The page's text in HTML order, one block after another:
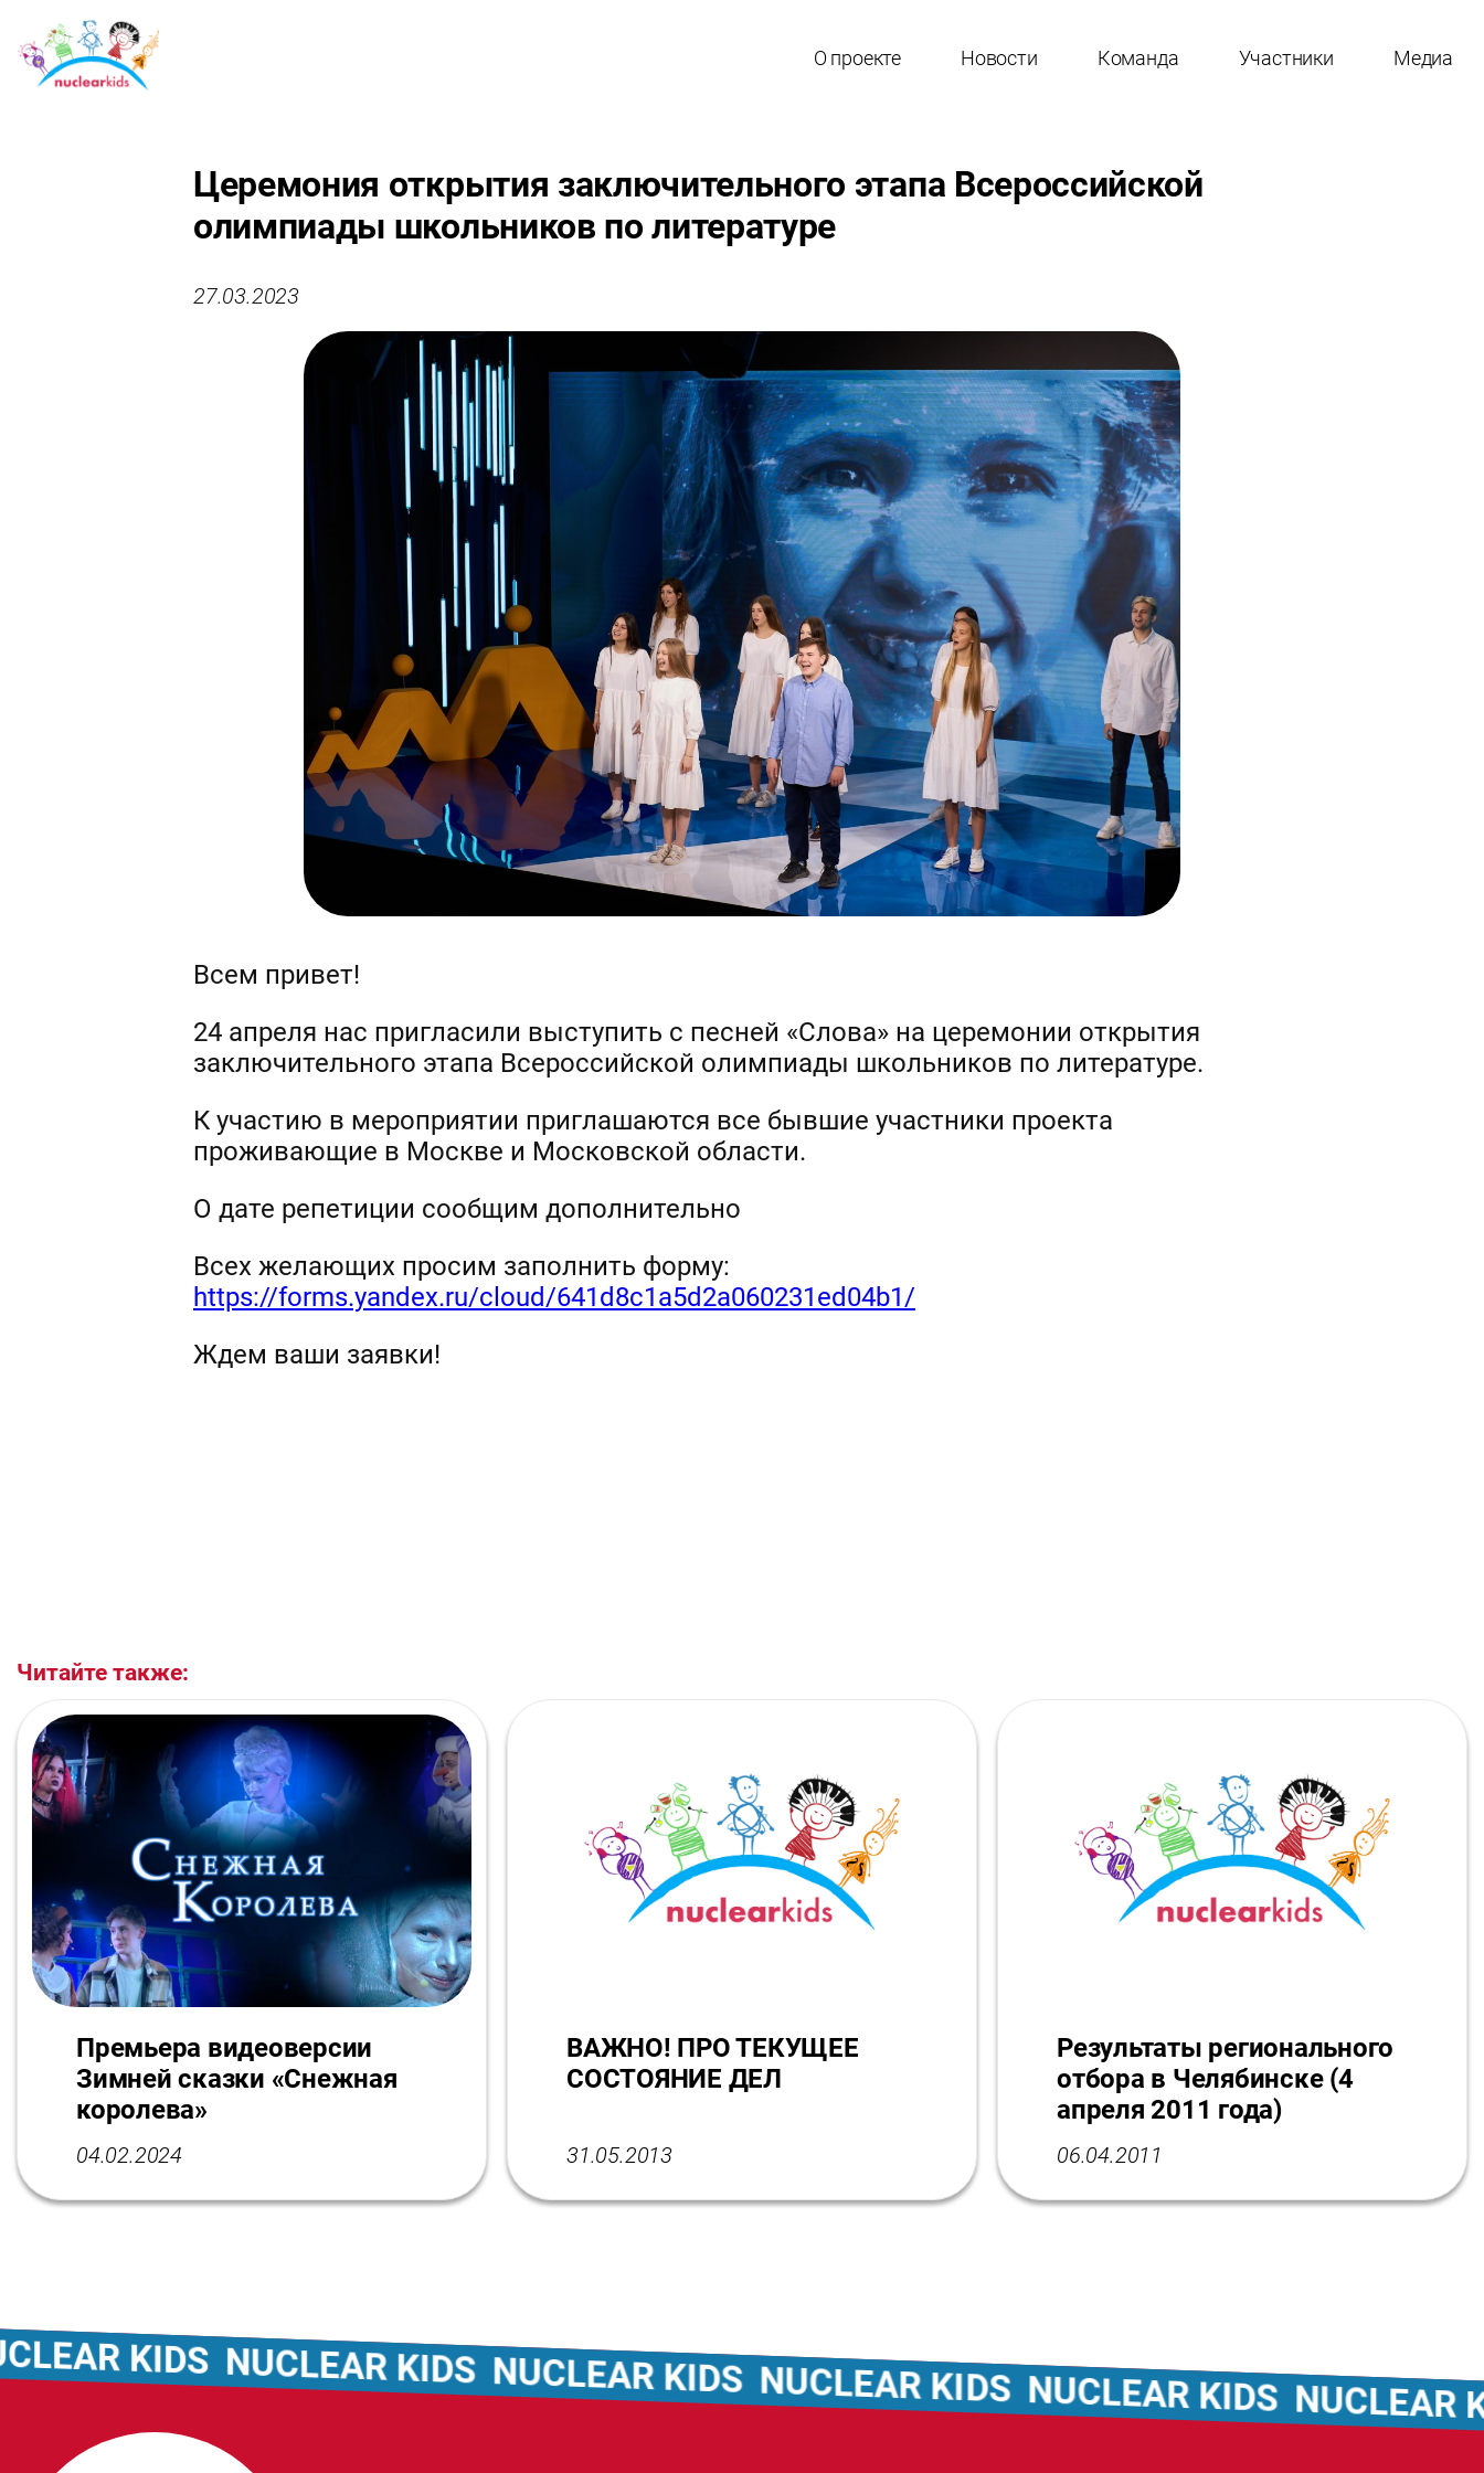
О проекте Новости Команда Участники Медиа
Церемония открытия заключительного этапа Всероссийской
олимпиады школьников по литературе
27.03.2023
Всем привет!
24 апреля нас пригласили выступить с песней «Слова» на церемонии открытия
заключительного этапа Всероссийской олимпиады школьников по литературе.
К участию в мероприятии приглашаются все бывшие участники проекта
проживающие в Москве и Московской области.
О дате репетиции сообщим дополнительно
Всех желающих просим заполнить форму:
https://forms.yandex.ru/cloud/641d8c1a5d2a060231ed04b1/
Ждем ваши заявки!
Читайте также:
Премьера видеоверсии
Зимней сказки «Снежная
королева»
04.02.2024
ВАЖНО! ПРО ТЕКУЩЕЕ
СОСТОЯНИЕ ДЕЛ
31.05.2013
Результаты регионального
отбора в Челябинске (4
апреля 2011 года)
06.04.2011
KIDS NUCLEAR KIDS NUCLEAR KIDS NUCLEAR KIDS NUCLEAR KIDS NUCLEAR